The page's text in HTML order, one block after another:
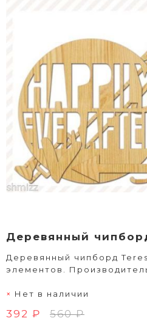
Деревянный
Деревянный чипборд
элементов.
Нет в наличии
392 ₽ 560 ₽